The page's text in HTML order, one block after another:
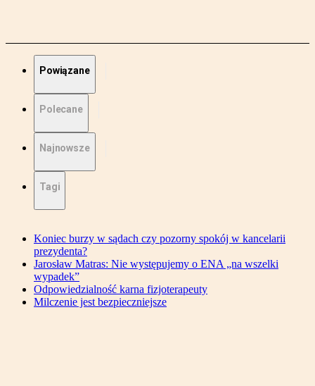
Powiązane
Polecane
Najnowsze
Tagi
Koniec burzy w sądach czy pozorny spokój w kancelarii
prezydenta?
Jarosław Matras: Nie występujemy o ENA „na wszelki
wypadek”
Odpowiedzialność karna fizjoterapeuty
Milczenie jest bezpieczniejsze